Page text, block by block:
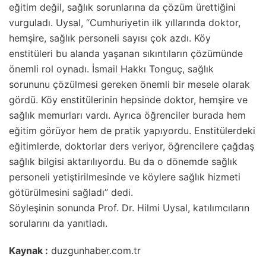
eğitim değil, sağlık sorunlarına da çözüm ürettiğini
vurguladı. Uysal, “Cumhuriyetin ilk yıllarında doktor,
hemşire, sağlık personeli sayısı çok azdı. Köy
enstitüleri bu alanda yaşanan sıkıntıların çözümünde
önemli rol oynadı. İsmail Hakkı Tonguç, sağlık
sorununu çözülmesi gereken önemli bir mesele olarak
gördü. Köy enstitülerinin hepsinde doktor, hemşire ve
sağlık memurları vardı. Ayrıca öğrenciler burada hem
eğitim görüyor hem de pratik yapıyordu. Enstitülerdeki
eğitimlerde, doktorlar ders veriyor, öğrencilere çağdaş
sağlık bilgisi aktarılıyordu. Bu da o dönemde sağlık
personeli yetiştirilmesinde ve köylere sağlık hizmeti
götürülmesini sağladı” dedi.
Söyleşinin sonunda Prof. Dr. Hilmi Uysal, katılımcıların
sorularını da yanıtladı.
Kaynak : duzgunhaber.com.tr